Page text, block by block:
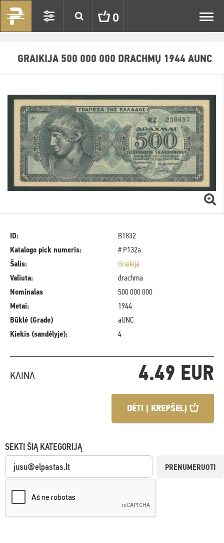
0
GRAIKIJA 500 000 000 DRACHMŲ 1944 AUNC
ID:
B1832
Katalogo pick numeris:
# P132a
Šalis:
Graikija
Valiuta:
drachma
Nominalas
500 000 000
Metai:
1944
Būklė (Grade)
aUNC
Kiekis (sandėlyje):
4
KAINA 4.49 EUR
DĖTI Į KREPŠELĮ
SEKTI ŠIĄ KATEGORIJĄ
PRENUMERUOTI